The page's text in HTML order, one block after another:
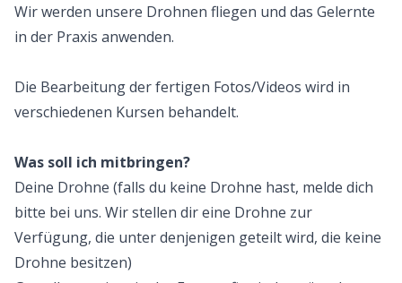
Wir werden unsere Drohnen fliegen und das Gelernte
in der Praxis anwenden.
Die Bearbeitung der fertigen Fotos/Videos wird in
verschiedenen Kursen behandelt.
Was soll ich mitbringen?
Deine Drohne (falls du keine Drohne hast, melde dich
bitte bei uns. Wir stellen dir eine Drohne zur
Verfügung, die unter denjenigen geteilt wird, die keine
Drohne besitzen)